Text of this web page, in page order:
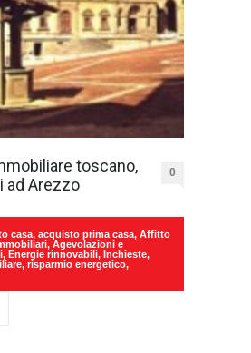
toscano,
ad Arezzo
0
casa, acquisto prima casa, Affitto
, Agevolazioni e
, Energie rinnovabili, Inchieste,
, risparmio energetico,